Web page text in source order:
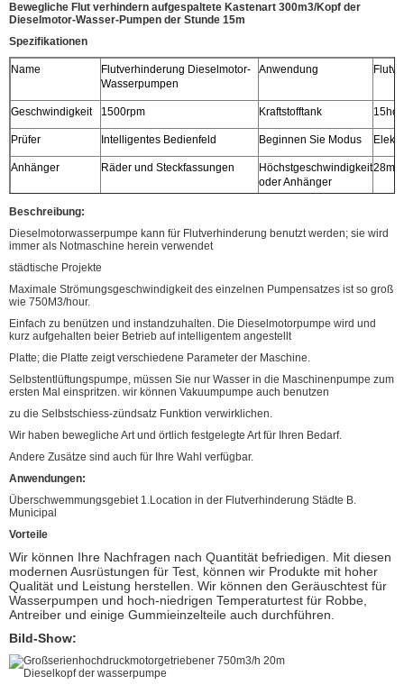
Bewegliche Flut verhindern aufgespaltete Kastenart 300m3/Kopf der
Dieselmotor-Wasser-Pumpen der Stunde 15m
Spezifikationen
Name
Flutverhinderung Dieselmotor-
Wasserpumpen
Anwendung
Geschwindigkeit 1500rpm Kraftstofftank
Prüfer Intelligentes Bedienfeld Beginnen Sie Modus
Anhänger Räder und Steckfassungen
Höchstgeschwindigkeit
oder Anhänger
28m/h
Eigenschaft
paten Entwurf.
Pumpe
Beschreibung:
Dieselmotorwasserpumpe kann für Flutverhinderung benutzt werden; sie wird
immer als Notmaschine herein verwendet
städtische Projekte
Maximale Strömungsgeschwindigkeit des einzelnen Pumpensatzes ist so groß
wie 750M3/hour.
Einfach zu benützen und instandzuhalten. Die Dieselmotorpumpe wird und
kurz aufgehalten beier Betrieb auf intelligentem angestellt
Platte; die Platte zeigt verschiedene Parameter der Maschine.
Selbstentlüftungspumpe, müssen Sie nur Wasser in die Maschinenpumpe zum
ersten Mal einspritzen. wir können Vakuumpumpe auch benutzen
zu die Selbstschiess-zündsatz Funktion verwirklichen.
Wir haben bewegliche Art und örtlich festgelegte Art für Ihren Bedarf.
Andere Zusätze sind auch für Ihre Wahl verfügbar.
Anwendungen:
Überschwemmungsgebiet 1.Location in der Flutverhinderung Städte B.
Municipal
Vorteile
Wir können Ihre Nachfragen nach Quantität befriedigen. Mit diesen
modernen Ausrüstungen für Test, können wir Produkte mit hoher
Qualität und Leistung herstellen. Wir können den Geräuschtest für
Wasserpumpen und hoch-niedrigen Temperaturtest für Robbe,
Antreiber und einige Gummieinzelteile auch durchführen.
Bild-Show: